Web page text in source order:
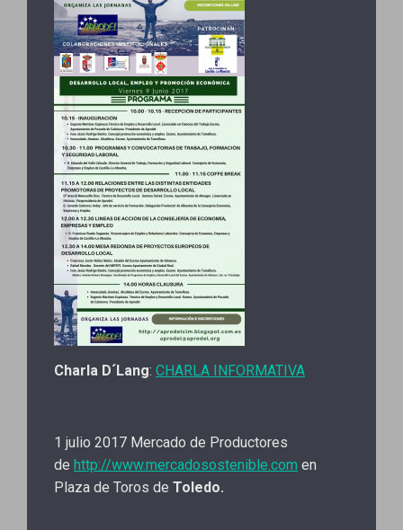
Charla D´Lang: CHARLA INFORMATIVA
1 julio 2017 Mercado de Productores
de http://www.mercadosostenible.com en
Plaza de Toros de Toledo.